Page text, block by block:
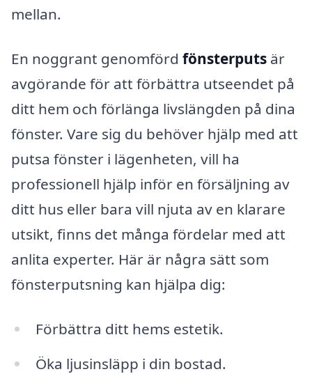
mellan.
En noggrant genomförd fönsterputs är
avgörande för att förbättra utseendet på
ditt hem och förlänga livslängden på dina
fönster. Vare sig du behöver hjälp med att
putsa fönster i lägenheten, vill ha
professionell hjälp inför en försäljning av
ditt hus eller bara vill njuta av en klarare
utsikt, finns det många fördelar med att
anlita experter. Här är några sätt som
fönsterputsning kan hjälpa dig:
Förbättra ditt hems estetik.
Öka ljusinsläpp i din bostad.